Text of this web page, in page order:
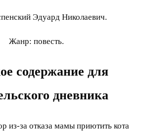
Эдуард Николаевич.
Жанр: повесть.
содержание для
дневника
из-за отказа мамы приютить кота